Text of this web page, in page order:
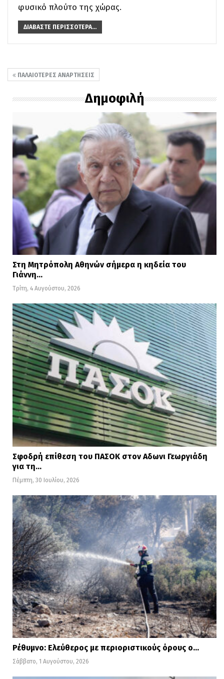
φυσικό πλούτο της χώρας.
ΔΙΑΒΆΣΤΕ ΠΕΡΙΣΣΌΤΕΡΑ...
ΠΑΛΑΙΌΤΕΡΕΣ ΑΝΑΡΤΉΣΕΙΣ
Δημοφιλή
Στη Μητρόπολη Αθηνών σήμερα η κηδεία του
Γιάννη…
Τρίτη, 4 Αυγούστου, 2026
Σφοδρή επίθεση του ΠΑΣΟΚ στον Αδωνι Γεωργιάδη
για τη…
Πέμπτη, 30 Ιουλίου, 2026
Ρέθυμνο: Ελεύθερος με περιοριστικούς όρους ο…
Σάββατο, 1 Αυγούστου, 2026